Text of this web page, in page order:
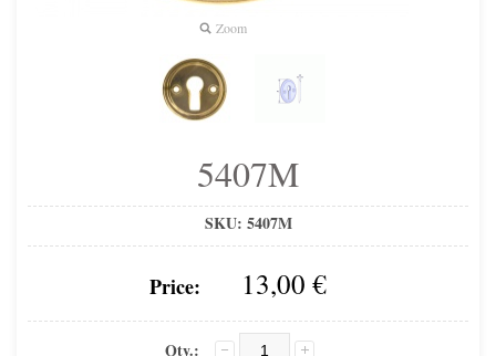
Zoom
5407M
SKU: 5407M
Price: 13,00 €
Qty.: